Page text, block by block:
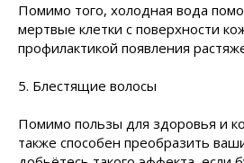
Помимо того, холодная вода
мертвые клетки с поверхности
профилактикой появления
5. Блестящие волосы
Помимо пользы для здоровья и
также способен преобразить